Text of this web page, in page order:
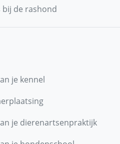
de rashond
je kennel
je dierenartsenpraktijk